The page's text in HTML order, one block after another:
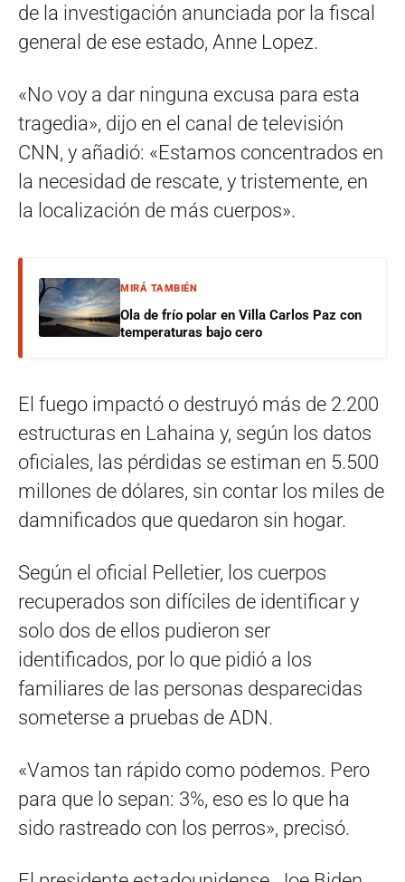
de la investigación anunciada por la fiscal
general de ese estado, Anne Lopez.
«No voy a dar ninguna excusa para esta
tragedia», dijo en el canal de televisión
CNN, y añadió: «Estamos concentrados en
la necesidad de rescate, y tristemente, en
la localización de más cuerpos».
MIRÁ TAMBIÉN
Ola de frío polar en Villa Carlos Paz con
temperaturas bajo cero
El fuego impactó o destruyó más de 2.200
estructuras en Lahaina y, según los datos
oficiales, las pérdidas se estiman en 5.500
millones de dólares, sin contar los miles de
damnificados que quedaron sin hogar.
Según el oficial Pelletier, los cuerpos
recuperados son difíciles de identificar y
solo dos de ellos pudieron ser
identificados, por lo que pidió a los
familiares de las personas desparecidas
someterse a pruebas de ADN.
«Vamos tan rápido como podemos. Pero
para que lo sepan: 3%, eso es lo que ha
sido rastreado con los perros», precisó.